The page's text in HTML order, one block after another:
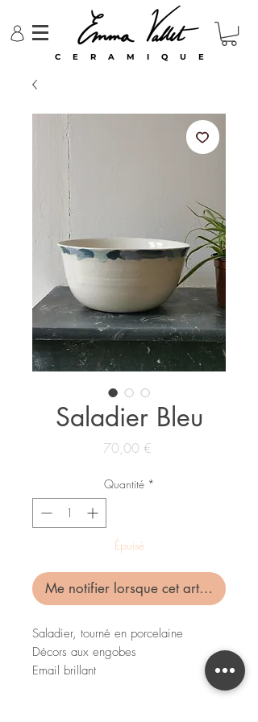
C E R A M I Q U E
Saladier Bleu
70,00 €Prix
Quantité *
Épuisé
Me notifier lorsque cet article est
Saladier, tourné en porcelaine
Décors aux engobes
Email brillant